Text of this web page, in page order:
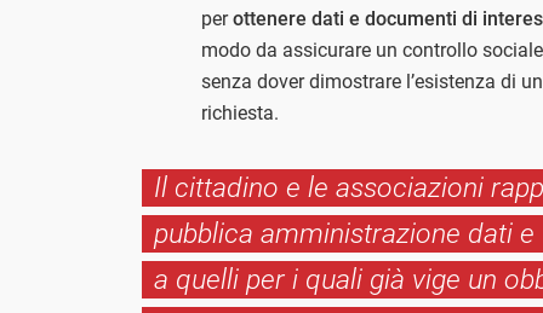
perottenere dati e documenti di
modo da assicurare un controllo
senza dover dimostrare l’esistenza di
richiesta.
Il cittadino e le associazioni
pubblica amministrazione dati
a quelli per i quali già vige un